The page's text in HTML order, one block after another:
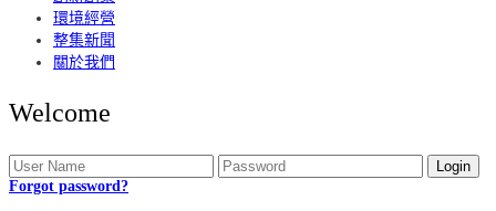
環境經營
整集新聞
關於我們
Welcome
Forgot password?